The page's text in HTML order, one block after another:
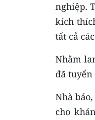
nghiệp.
kích
tất cả
Nhằm
đã
Nhà
cho